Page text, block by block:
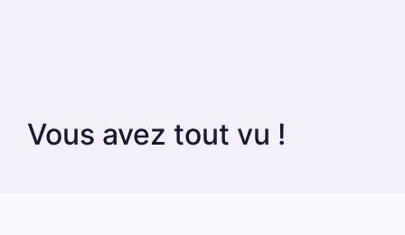
Vous avez tout vu !